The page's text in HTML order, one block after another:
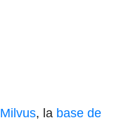
Milvus, la base de